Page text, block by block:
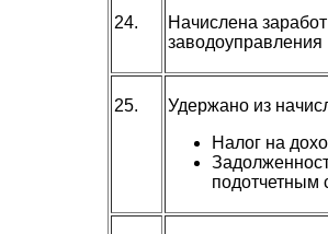
24.
Начислена
заводоуправления
25.
Удержано из
Налог на
подотчетным